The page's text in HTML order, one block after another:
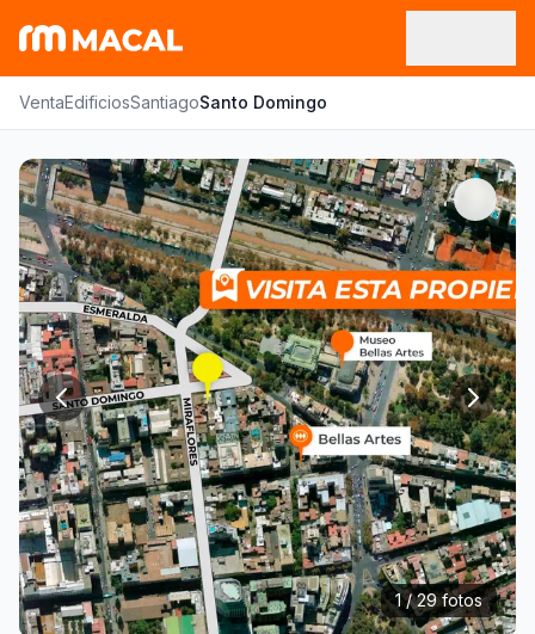
VentaEdificiosSantiagoSanto Domingo
1 / 29 fotos